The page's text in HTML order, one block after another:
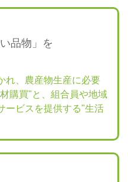
品物」を
れ、農産物生産に必要
購買"と、組合員や地域
ービスを提供する"生活